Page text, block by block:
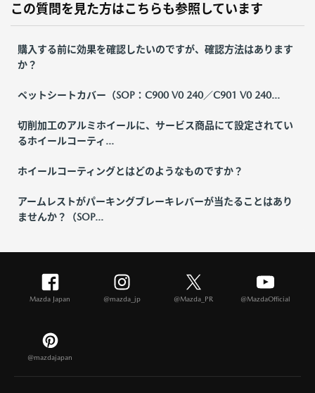
この質問を見た方はこちらも参照しています
購入する前に効果を確認したいのですが、確認方法はあります
か？
ペットシートカバー（SOP：C900 V0 240／C901 V0 240...
切削加工のアルミホイールに、サービス商品にて設定されてい
るホイールコーティ...
ホイールコーティングとはどのようなものですか？
アームレストがパーキングブレーキレバーが当たることはあり
ませんか？（SOP...
Mazda Japan @mazda_jp @Mazda_PR @MazdaOfficial
@mazdajapan